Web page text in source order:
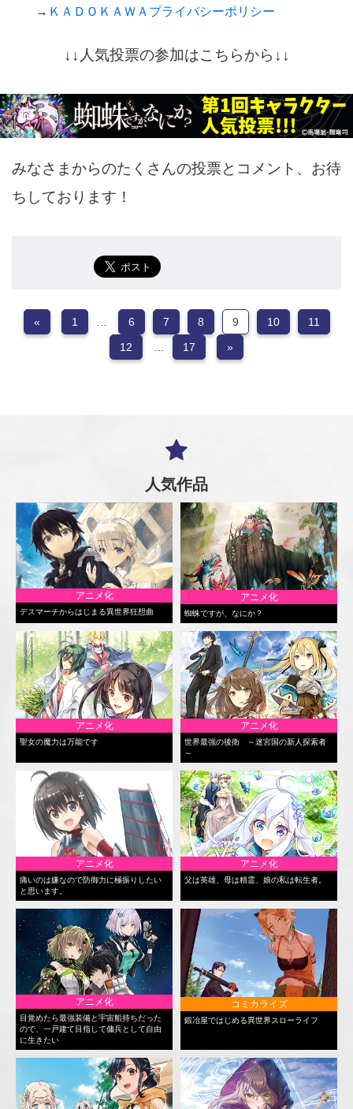
→ ＫＡＤＯＫＡＷＡプライバシーポリシー
↓↓人気投票の参加はこちらから↓↓
みなさまからのたくさんの投票とコメント、お待
ちしております！
« 1 6 7 8 9 10
11
12
17 »
人気作品
アニメ化
デスマーチからはじまる異世界狂想曲
アニメ化
蜘蛛ですが、なにか？
アニメ化
聖女の魔力は万能です
アニメ化
世界最強の後衛 ～迷宮国の新人探索者
～
アニメ化
痛いのは嫌なので防御力に極振りしたい
と思います。
アニメ化
父は英雄、母は精霊、娘の私は転生者。
アニメ化
目覚めたら最強装備と宇宙船持ちだった
ので、一戸建て目指して傭兵として自由
に生きたい
コミカライズ
鍛冶屋ではじめる異世界スローライフ